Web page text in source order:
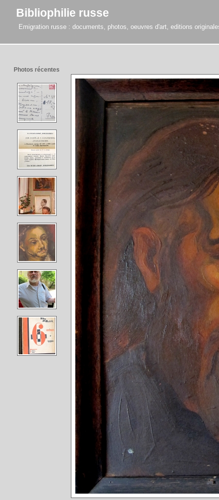
Bibliophilie russe
Emigration russe : documents, photos, oeuvres d'art, editions
Photos récentes